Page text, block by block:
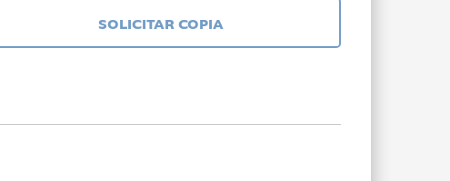
SOLICITAR COPIA